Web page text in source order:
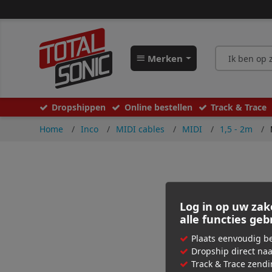
Merken
Dropshippen Online bestellen Track & Trace
Home
Inco MIDI cables MIDI 1,5 - 2m
Log in op uw
alle functies
Plaats eenvoudig
Dropship direct
Track & Trace